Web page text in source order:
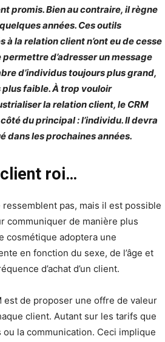
promis. Bien au contraire, il règne
années. Ces outils
à la relation client n’ont eu de cesse
permettre d’adresser un message
d’individus toujours plus grand,
faible. À trop vouloir
la relation client, le CRM
du principal : l’individu. Il devra
dans les prochaines années.
client roi…
pas, mais il est possible
communiquer de manière plus
cosmétique adoptera une
en fonction du sexe, de l’âge et
d’achat d’un client.
est de proposer une offre de valeur
client. Autant sur les tarifs que
la communication. Ceci implique